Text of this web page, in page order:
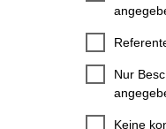
Nur
Keine